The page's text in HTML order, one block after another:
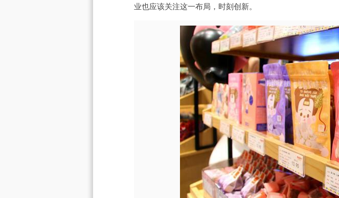
业也应该关注这一布局，时刻创新。